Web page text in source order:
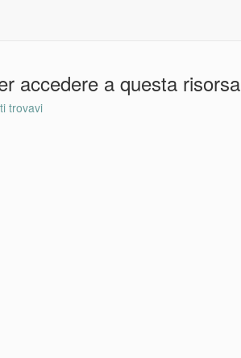
accedere a questa risorsa
trovavi